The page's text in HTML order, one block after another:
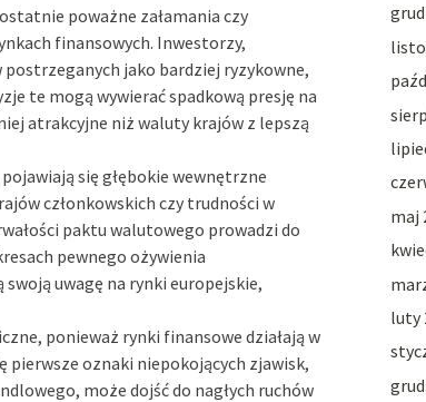
poważne załamania czy
finansowych. Inwestorzy,
jako bardziej ryzykowne,
te mogą wywierać spadkową presję na
atrakcyjne niż waluty krajów z lepszą
się głębokie wewnętrzne
członkowskich czy trudności w
paktu walutowego prowadzi do
pewnego ożywienia
uwagę na rynki europejskie,
ponieważ rynki finansowe działają w
pierwsze oznaki niepokojących zjawisk,
może dojść do nagłych ruchów
maj
luty